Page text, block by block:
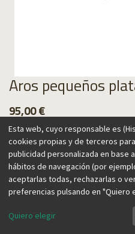
Aros pequeños
95,00€
Marrakech inspira esta
Esta web, cuyo responsable es
cookies propias y de terceros
publicidad personalizada en base
hábitos de navegación (por
aceptarlas todas, rechazarlas o
preferencias pulsando en "Quiero
Quiero elegir